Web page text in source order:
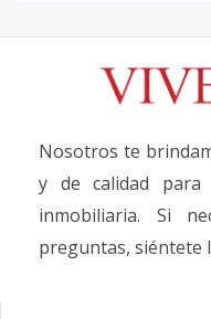
Nosotros te
y de calidad para
inmobiliaria. Si
preguntas, siéntete